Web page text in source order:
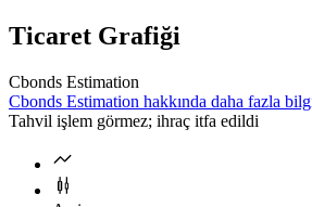
Ticaret Grafiği
Cbonds Estimation
Cbonds Estimation hakkında daha fazla
Tahvil işlem görmez; ihraç itfa edildi